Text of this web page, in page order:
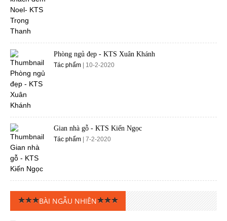
Phòng ngủ đẹp - KTS Xuân Khánh
Tác phẩm | 10-2-2020
Gian nhà gỗ - KTS Kiến Ngọc
Tác phẩm | 7-2-2020
BÀI NGẪU NHIÊN